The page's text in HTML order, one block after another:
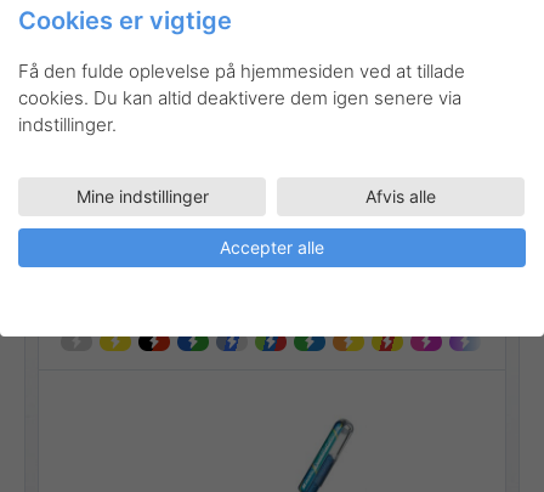
K110 Kunstnerartikler Tegneartikler
Hybrid Dual Metallic gelroller
Cookies er vigtige
Få den fulde oplevelse på hjemmesiden ved at tillade
cookies. Du kan altid deaktivere dem igen senere via
indstillinger.
Mine indstillinger Afvis alle
Accepter alle